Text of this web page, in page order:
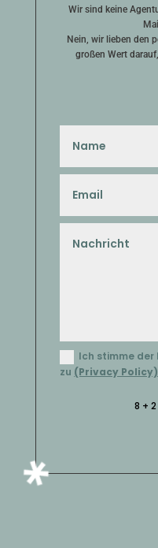
Wir sind keine
Nein, wir lieben den
großen Wert
Ich stimme
zu (Privacy Policy)
8 + 2